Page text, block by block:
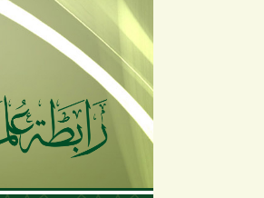
تجاوز إلى المحتوى الرئيسي